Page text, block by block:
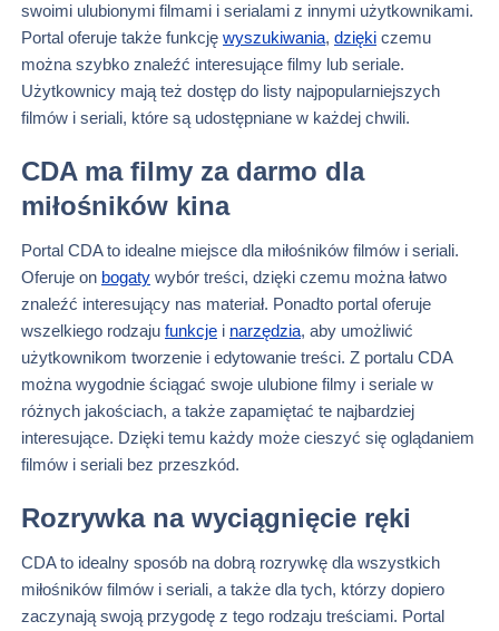
swoimi ulubionymi filmami i serialami z innymi użytkownikami.
Portal oferuje także funkcję wyszukiwania, dzięki czemu
można szybko znaleźć interesujące filmy lub seriale.
Użytkownicy mają też dostęp do listy najpopularniejszych
filmów i seriali, które są udostępniane w każdej chwili.
CDA ma filmy za darmo dla
miłośników kina
Portal CDA to idealne miejsce dla miłośników filmów i seriali.
Oferuje on bogaty wybór treści, dzięki czemu można łatwo
znaleźć interesujący nas materiał. Ponadto portal oferuje
wszelkiego rodzaju funkcje i narzędzia, aby umożliwić
użytkownikom tworzenie i edytowanie treści. Z portalu CDA
można wygodnie ściągać swoje ulubione filmy i seriale w
różnych jakościach, a także zapamiętać te najbardziej
interesujące. Dzięki temu każdy może cieszyć się oglądaniem
filmów i seriali bez przeszkód.
Rozrywka na wyciągnięcie ręki
CDA to idealny sposób na dobrą rozrywkę dla wszystkich
miłośników filmów i seriali, a także dla tych, którzy dopiero
zaczynają swoją przygodę z tego rodzaju treściami. Portal